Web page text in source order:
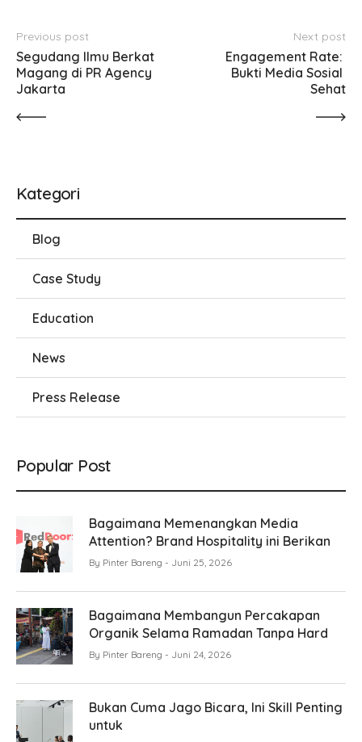
Previous post
Segudang Ilmu Berkat
Magang di PR Agency
Jakarta
Next post
Engagement Rate:
Bukti Media Sosial
Sehat
Kategori
Blog
Case Study
Education
News
Press Release
Popular Post
Bagaimana Memenangkan Media
Attention? Brand Hospitality ini Berikan
By Pinter Bareng Juni 25, 2026
Bagaimana Membangun Percakapan
Organik Selama Ramadan Tanpa Hard
By Pinter Bareng Juni 24, 2026
Bukan Cuma Jago Bicara, Ini Skill Penting
untuk